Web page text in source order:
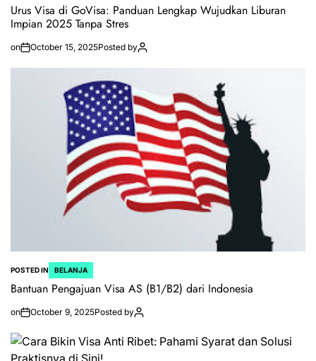
Urus Visa di GoVisa: Panduan Lengkap Wujudkan Liburan
Impian 2025 Tanpa Stres
on October 15, 2025Posted by
POSTED IN BELANJA
Bantuan Pengajuan Visa AS (B1/B2) dari Indonesia
on October 9, 2025Posted by